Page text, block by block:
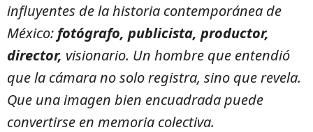
influyentes de la historia contemporánea de
México: fotógrafo, publicista, productor,
director, visionario. Un hombre que entendió
que la cámara no solo registra, sino que revela.
Que una imagen bien encuadrada puede
convertirse en memoria colectiva.